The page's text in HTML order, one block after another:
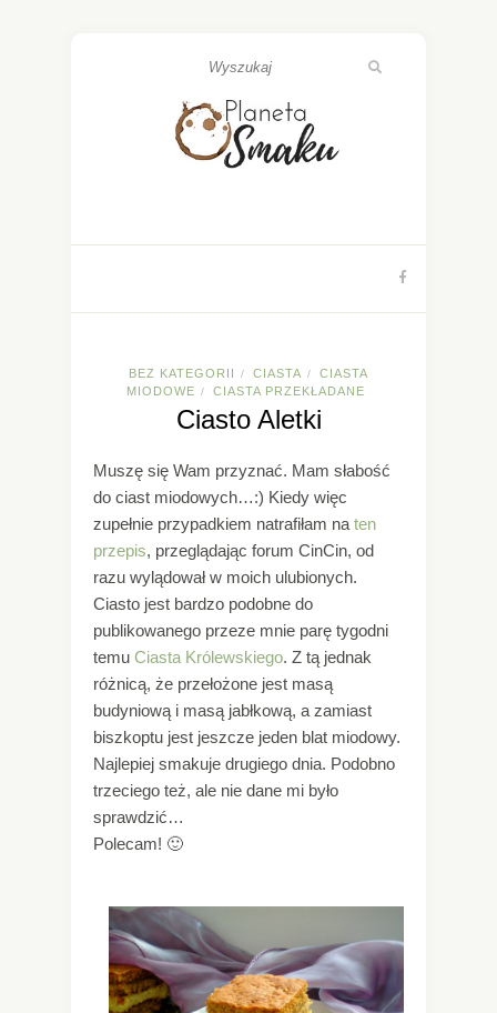
BEZ KATEGORII / CIASTA /
CIASTA
MIODOWE / CIASTA PRZEKŁADANE
Ciasto Aletki
Muszę się Wam przyznać. Mam słabość
do ciast miodowych…:) Kiedy więc
zupełnie przypadkiem natrafiłam na ten
przepis, przeglądając forum CinCin, od
razu wylądował w moich ulubionych.
Ciasto jest bardzo podobne do
publikowanego przeze mnie parę tygodni
temu Ciasta Królewskiego. Z tą jednak
różnicą, że przełożone jest masą
budyniową i masą jabłkową, a zamiast
biszkoptu jest jeszcze jeden blat miodowy.
Najlepiej smakuje drugiego dnia. Podobno
trzeciego też, ale nie dane mi było
sprawdzić…
Polecam! 🙂